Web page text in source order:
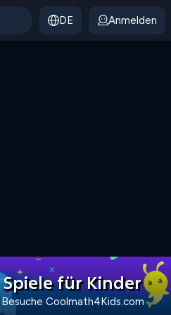
DE Anmelden
Spiele für Kinder
Besuche Coolmath4Kids.com